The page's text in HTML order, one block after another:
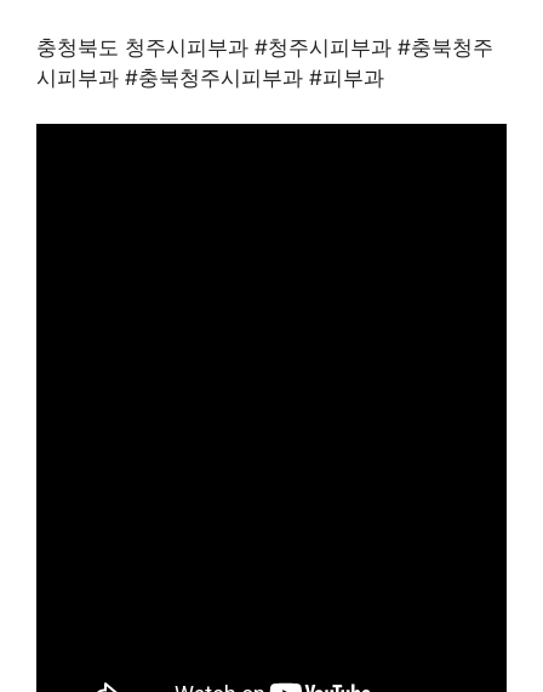
충청북도 청주시피부과 #청주시피부과 #충북청주
시피부과 #충북청주시피부과 #피부과